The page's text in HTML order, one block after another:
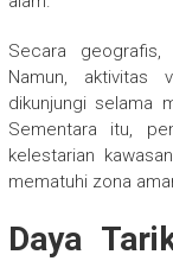
Secara
Namun, aktivitas
dikunjungi selama
Sementara itu,
kelestarian
mematuhi zona
Daya